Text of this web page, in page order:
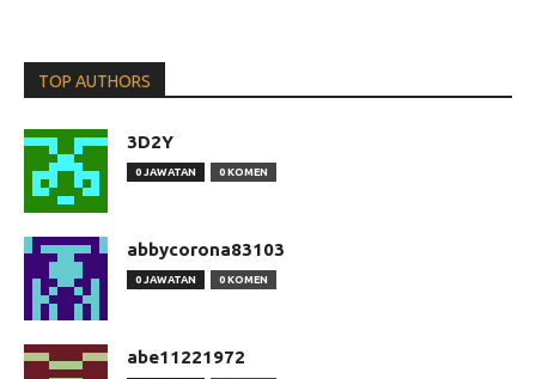
TOP AUTHORS
3D2Y
0 JAWATAN 0 KOMEN
abbycorona83103
0 JAWATAN 0 KOMEN
abe11221972